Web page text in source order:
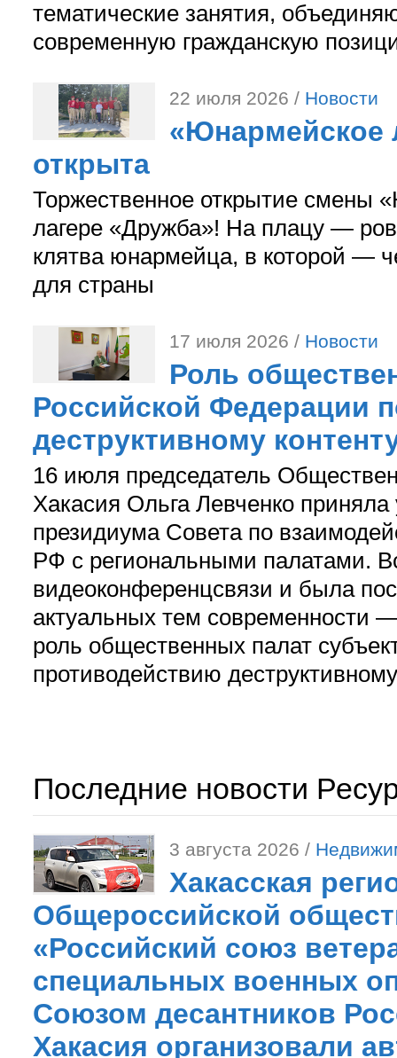
тематические занятия,
современную гражданскую
22 июля 2026 / Новости
«Юнармейское
открыта
Торжественное открытие смены
лагере «Дружба»! На плацу —
клятва юнармейца, в которой —
для страны
17 июля 2026 / Новости
Роль
Российской Федерации
деструктивному
16 июля председатель
Хакасия Ольга Левченко приняла
президиума Совета по
РФ с региональными палатами.
видеоконференцсвязи и была
актуальных тем современности
роль общественных палат
противодействию
Последние новости
3 августа 2026 /
Хакасская
Общероссийской
«Российский союз
специальных военных
Союзом десантников
Хакасия организовали